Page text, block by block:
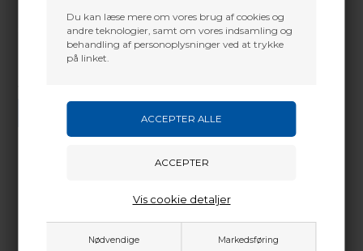
Du kan læse mere om vores brug af cookies og
andre teknologier, samt om vores indsamling og
behandling af personoplysninger ved at trykke
på linket.
Nødvendige Markedsføring
Vis cookie detaljer
Sjælland
+45 2751 3356